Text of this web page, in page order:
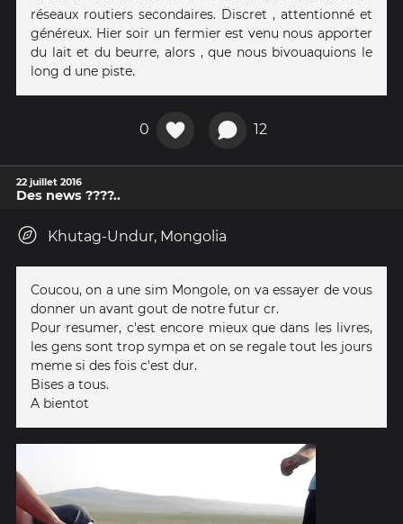
réseaux routiers secondaires. Discret , attentionné et
généreux. Hier soir un fermier est venu nous apporter
du lait et du beurre, alors , que nous bivouaquions le
long d une piste.
0 12
22 juillet 2016
Des news ????..
Khutag-Undur, Mongolia
Coucou, on a une sim Mongole, on va essayer de vous
donner un avant gout de notre futur cr.
Pour resumer, c'est encore mieux que dans les livres,
les gens sont trop sympa et on se regale tout les jours
meme si des fois c'est dur.
Bises a tous.
A bientot